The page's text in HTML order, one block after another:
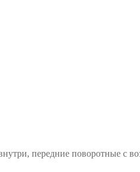
передние поворотные с